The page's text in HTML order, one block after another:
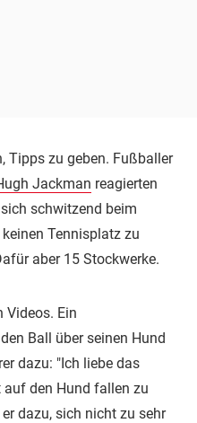
Tipps zu geben. Fußballer
Jackman reagierten
schwitzend beim
Tennisplatz zu
aber 15 Stockwerke.
Videos. Ein
Ball über seinen Hund
dazu: "Ich liebe das
auf den Hund fallen zu
dazu, sich nicht zu sehr